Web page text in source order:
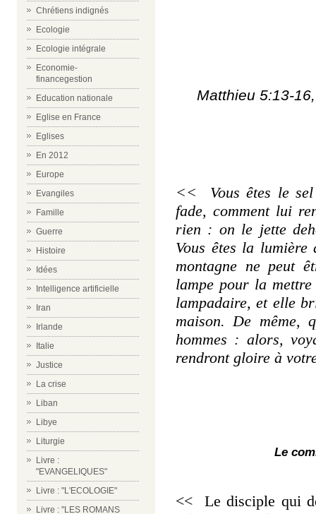
Chrétiens indignés
Ecologie
Ecologie intégrale
Economie-
financegestion
Education nationale
Eglise en France
Eglises
En 2012
Europe
Evangiles
Famille
Guerre
Histoire
Idées
Intelligence artificielle
Iran
Irlande
Italie
Justice
La crise
Liban
Libye
Liturgie
Livre :
"EVANGELIQUES"
Livre : "L'ECOLOGIE"
Livre : "LES ROMANS
Matthieu 5:13-
<< Vous êtes le
fade, comment lui
rien : on le jette
Vous êtes la
montagne ne peut
lampe pour la
lampadaire, et elle
maison. De même,
hommes : alors,
rendront gloire à
Le
<< Le disciple qui